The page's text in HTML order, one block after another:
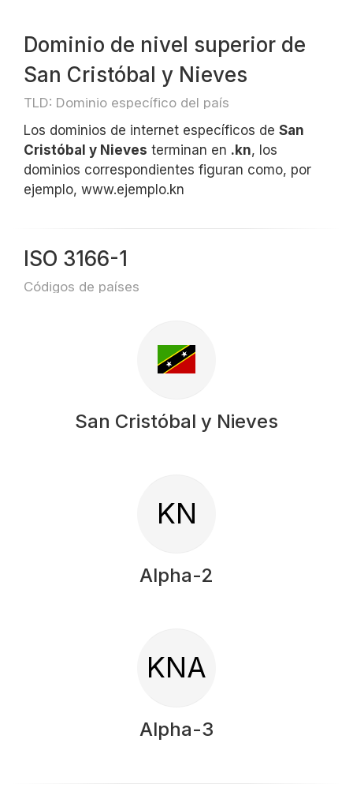
Dominio de nivel superior de
San Cristóbal y Nieves
TLD: Dominio específico del país
Los dominios de internet específicos de San
Cristóbal y Nieves terminan en .kn, los
dominios correspondientes figuran como, por
ejemplo, www.ejemplo.kn
ISO 3166-1
Códigos de países
San Cristóbal y Nieves
KN
Alpha-2
KNA
Alpha-3